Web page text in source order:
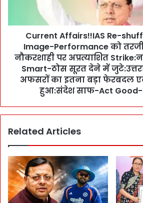
c
k
D
i
l
l
3
0
जू
f
I
S
-
s
h
u
Current Affairs!!IAS Re-
Image-Performance को
नौकरशाही पर अप्रत्याशित
Smart-ठोस सूरत देने में
अफसरों का इतना बड़ा फेरबदल
हुआ:संदेश साफ-Act Good-
Related Articles